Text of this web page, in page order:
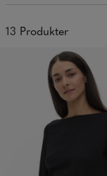
13 Produkter